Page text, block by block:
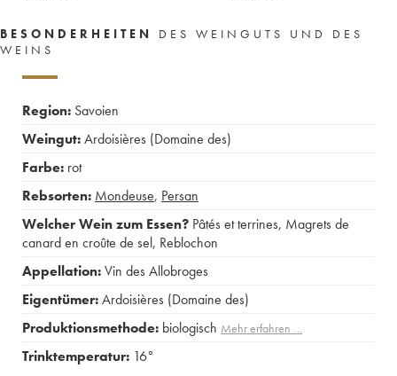
BESONDERHEITEN
DES WEINGUTS UND DES
WEINS
Region: Savoien
Weingut:Ardoisières (Domaine des)
Farbe: rot
Rebsorten: Mondeuse, Persan
Welcher Wein zum Essen? Pâtés et terrines, Magrets de
canard en croûte de sel, Reblochon
Appellation:Vin des Allobroges
Eigentümer:Ardoisières (Domaine des)
Produktionsmethode: biologisch Mehr erfahren …
Trinktemperatur: 16°